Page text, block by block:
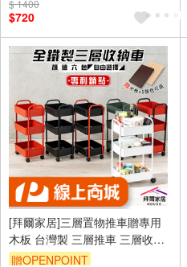
理神器(免運)
$ 1400
$720
[拜爾家居]三層置物推車贈專用
木板 台灣製 三層推車 三層收納
車 三層置物收納車 三層移動式
贈OPENPOINT